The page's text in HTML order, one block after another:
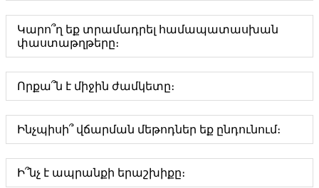
Կարո՞ղ եք տրամադրել համապատասխան
փաստաթղթերը։
Որքա՞ն է միջին ժամկետը։
Ինչպիսի՞ վճարման մեթոդներ եք ընդունում։
Ի՞նչ է ապրանքի երաշխիքը։